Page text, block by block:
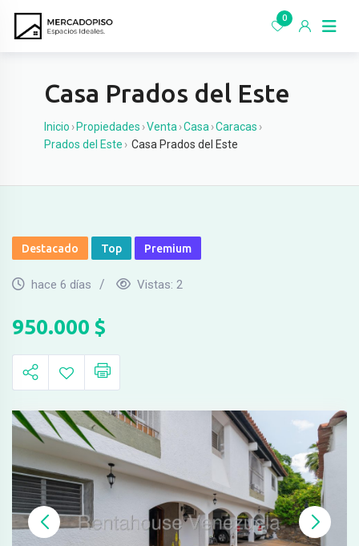
0
Casa Prados del Este
Inicio › Propiedades ›Venta ›Casa ›Caracas ›
Prados del Este › Casa Prados del Este
Destacado Top Premium
hace 6 días Vistas: 2
950.000 $